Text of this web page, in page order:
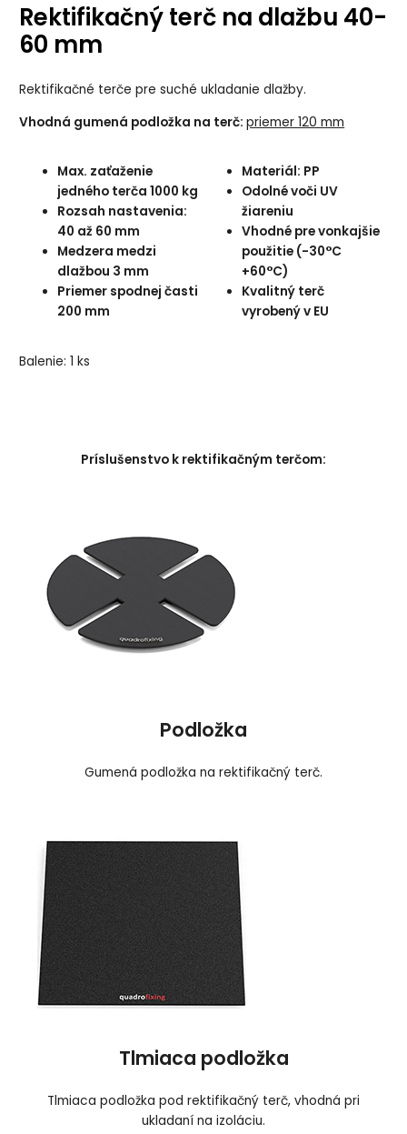
Rektifikačný terč na dlažbu 40-
60 mm
Rektifikačné terče pre suché ukladanie dlažby.
Vhodná gumená podložka na terč:priemer 120 mm
Max. zaťaženie
jedného terča 1000 kg
Rozsah nastavenia:
40 až 60 mm
Medzera medzi
dlažbou 3 mm
Priemer spodnej časti
200 mm
Materiál: PP
Odolné voči UV
žiareniu
Vhodné pre vonkajšie
použitie (-30°C
+60°C)
Kvalitný terč
vyrobený v EU
Balenie: 1 ks
Príslušenstvo k rektifikačným terčom:
Podložka
Gumená podložka na rektifikačný terč.
Tlmiaca podložka
Tlmiaca podložka pod rektifikačný terč, vhodná pri
ukladaní na izoláciu.